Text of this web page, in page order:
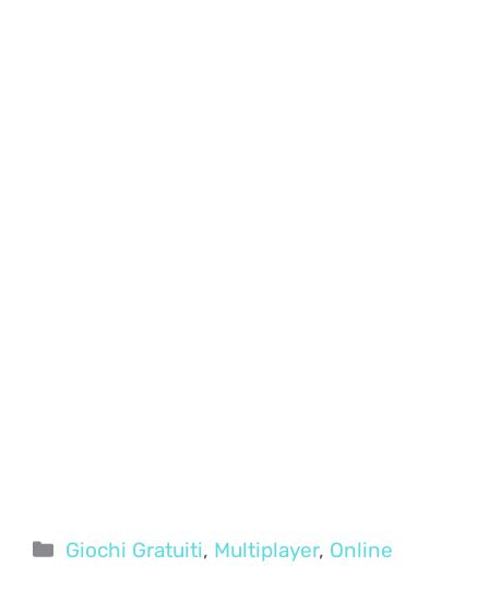
Categorie
Giochi Gratuiti, Multiplayer, Online